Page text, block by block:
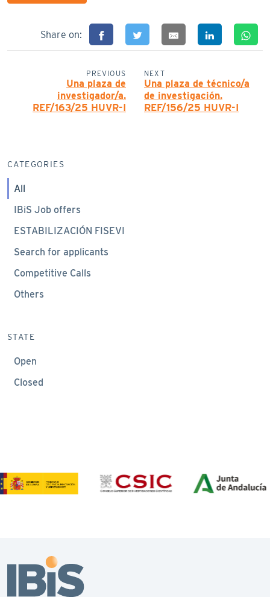
Share on:
PREVIOUS
Una plaza de
investigador/a.
REF/163/25 HUVR-I
NEXT
Una plaza de técnico/a
de investigación.
REF/156/25 HUVR-I
CATEGORIES
All
IBiS Job offers
ESTABILIZACIÓN FISEVI
Search for applicants
Competitive Calls
Others
STATE
Open
Closed